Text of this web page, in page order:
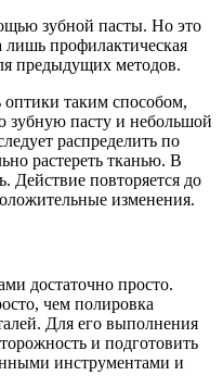
зубной пасты. Но это
профилактическая
предыдущих методов.
оптики таким способом,
зубную пасту и небольшой
распределить по
растереть тканью. В
Действие повторяется до
изменения.
достаточно просто.
чем полировка
Для его выполнения
и подготовить
инструментами и